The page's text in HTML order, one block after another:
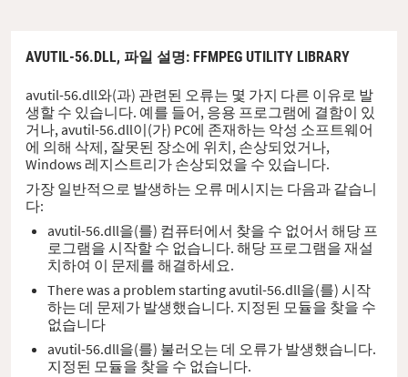
AVUTIL-56.DLL, 파일 설명: FFMPEG UTILITY LIBRARY
avutil-56.dll와(과) 관련된 오류는 몇 가지 다른 이유로 발
생할 수 있습니다. 예를 들어, 응용 프로그램에 결함이 있
거나, avutil-56.dll이(가) PC에 존재하는 악성 소프트웨어
에 의해 삭제, 잘못된 장소에 위치, 손상되었거나,
Windows 레지스트리가 손상되었을 수 있습니다.
가장 일반적으로 발생하는 오류 메시지는 다음과 같습니
다:
avutil-56.dll을(를) 컴퓨터에서 찾을 수 없어서 해당 프
로그램을 시작할 수 없습니다. 해당 프로그램을 재설
치하여 이 문제를 해결하세요.
There was a problem starting avutil-56.dll을(를) 시작
하는 데 문제가 발생했습니다. 지정된 모듈을 찾을 수
없습니다
avutil-56.dll을(를) 불러오는 데 오류가 발생했습니다.
지정된 모듈을 찾을 수 없습니다.